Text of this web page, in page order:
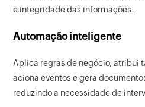
e integridade das informações.
Automação inteligente
Aplica regras de negócio, atribui
aciona eventos e gera
reduzindo a necessidade de